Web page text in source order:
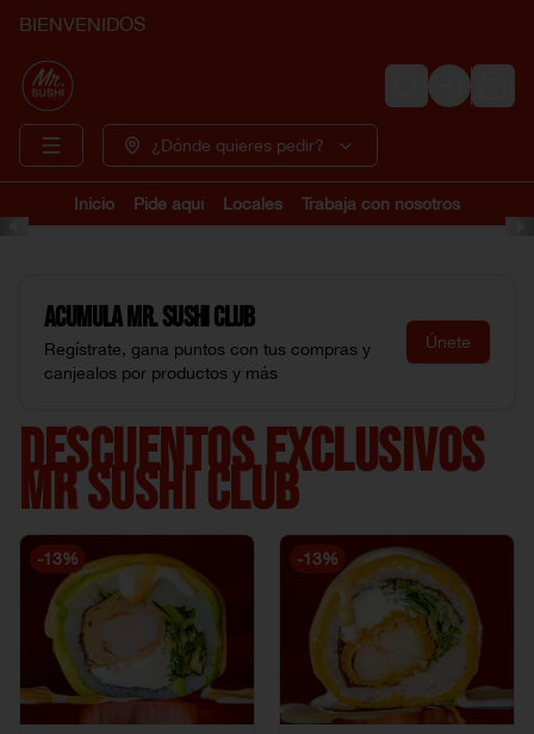
BIENVENIDOS
Login
¿Dónde quieres pedir?
Inicio Pide aquí Locales Trabaja con nosotros
AcumulaMr. Sushi Club
Regístrate, gana puntos con tus compras y
canjealos por productos y más
Únete
DESCUENTOS EXCLUSIVOS
MR SUSHI CLUB
-13% -13%